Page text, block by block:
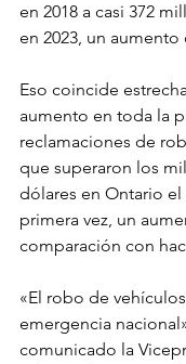
en 2018 a casi 372
en 2023, un aumento
Eso coincide
aumento en toda la
reclamaciones de
que superaron los
dólares en Ontario
primera vez, un
comparación con
«El robo de
emergencia
comunicado la